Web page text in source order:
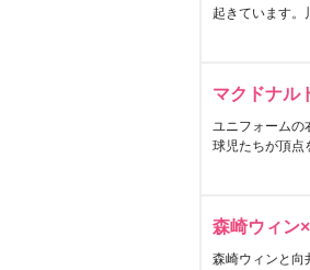
起きています。
マクドナル
ユニフォームの
球児たちが頂点
森崎ウィン
森崎ウィンと向